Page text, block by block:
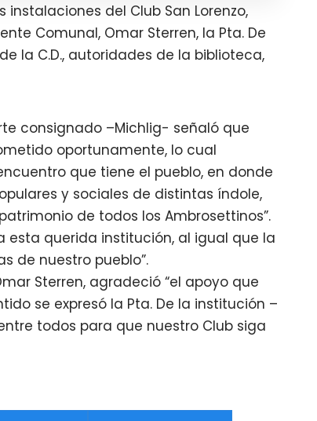
del Club San Lorenzo,
Comunal, Omar Sterren, la Pta. De
la C.D., autoridades de la biblioteca,
consignado –Michlig- señaló que
oportunamente, lo cual
que tiene el pueblo, en donde
y sociales de distintas índole,
de todos los Ambrosettinos”.
esta querida institución, al igual que la
de nuestro pueblo”.
Sterren, agradeció “el apoyo que
se expresó la Pta. De la institución –
todos para que nuestro Club siga